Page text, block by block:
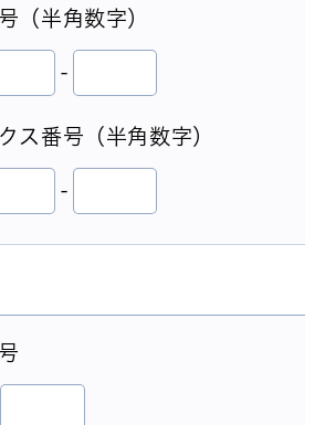
（半角数字）
-
ス番号（半角数字）
-